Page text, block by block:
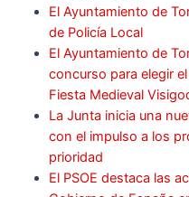
El Ayuntamiento de
de Policía Local
El Ayuntamiento de
concurso para elegir
Fiesta Medieval
La Junta inicia una
con el impulso a los
prioridad
El PSOE destaca las